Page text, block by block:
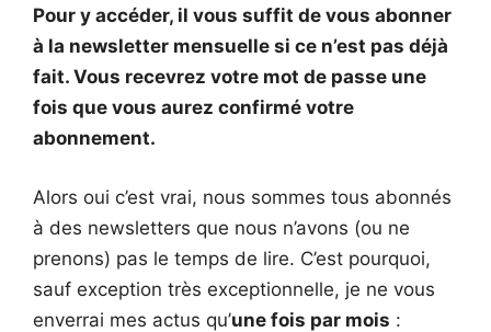
Pour y accéder, il vous suffit de vous abonner
à la newsletter mensuelle si ce n’est pas déjà
fait. Vous recevrez votre mot de passe une
fois que vous aurez confirmé votre
abonnement.
Alors oui c’est vrai, nous sommes tous abonnés
à des newsletters que nous n’avons (ou ne
prenons) pas le temps de lire. C’est pourquoi,
sauf exception très exceptionnelle, je ne vous
enverrai mes actus qu’une fois par mois :